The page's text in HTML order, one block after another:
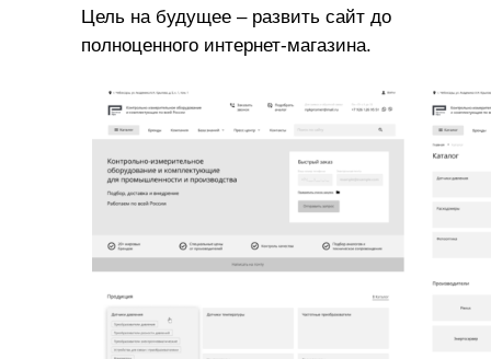
Цель на будущее – развить сайт до
полноценного интернет-магазина.